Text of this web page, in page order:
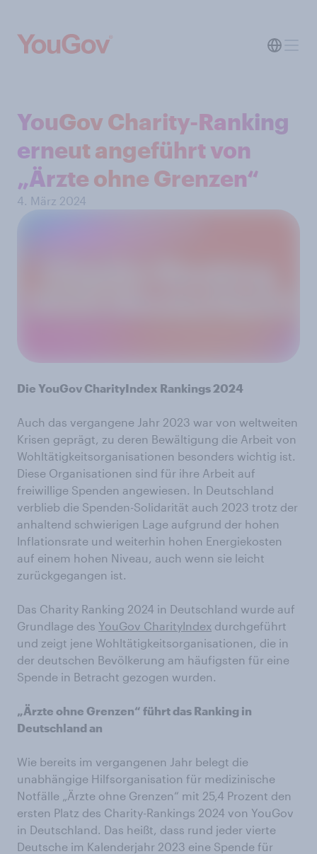
YouGov Charity-Ranking
erneut angeführt von
„Ärzte ohne Grenzen“
4. März 2024
Die YouGov CharityIndex Rankings 2024
Auch das vergangene Jahr 2023 war von weltweiten
Krisen geprägt, zu deren Bewältigung die Arbeit von
Wohltätigkeitsorganisationen besonders wichtig ist.
Diese Organisationen sind für ihre Arbeit auf
freiwillige Spenden angewiesen. In Deutschland
verblieb die Spenden-Solidarität auch 2023 trotz der
anhaltend schwierigen Lage aufgrund der hohen
Inflationsrate und weiterhin hohen Energiekosten
auf einem hohen Niveau, auch wenn sie leicht
zurückgegangen ist.
Das Charity Ranking 2024 in Deutschland wurde auf
Grundlage des YouGov CharityIndex durchgeführt
und zeigt jene Wohltätigkeitsorganisationen, die in
der deutschen Bevölkerung am häufigsten für eine
Spende in Betracht gezogen wurden.
„Ärzte ohne Grenzen“ führt das Ranking in
Deutschland an
Wie bereits im vergangenen Jahr belegt die
unabhängige Hilfsorganisation für medizinische
Notfälle „Ärzte ohne Grenzen“ mit 25,4 Prozent den
ersten Platz des Charity-Rankings 2024 von YouGov
in Deutschland. Das heißt, dass rund jeder vierte
Deutsche im Kalenderjahr 2023 eine Spende für